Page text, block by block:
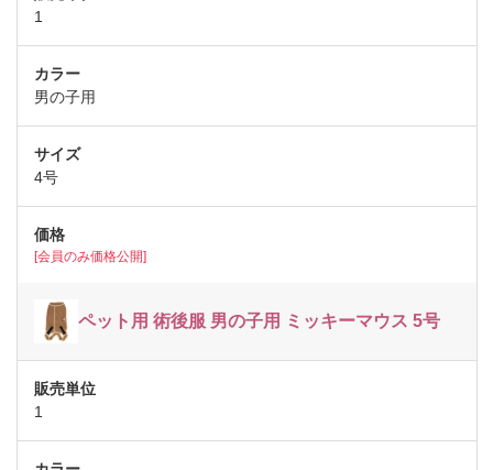
1
男の子用
4号
[会員のみ価格公開]
ペット用 術後服 男の子用 ミッキーマウス 5号
1